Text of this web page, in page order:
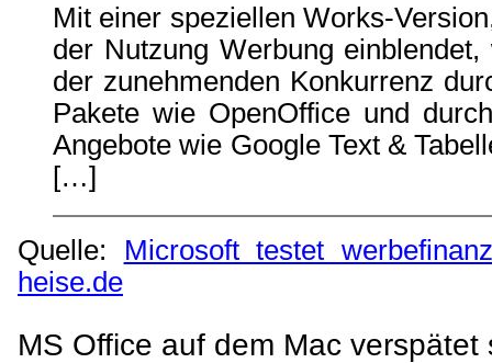
Mit einer speziellen Works-
der Nutzung Werbung
der zunehmenden Konkurrenz
Pakete wie OpenOffice und
Angebote wie Google Text &
[…]
Quelle: Microsoft testet
heise.de
MS Office auf dem Mac verspätet